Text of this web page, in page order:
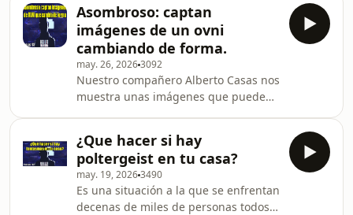
hombres ser hermanan con las
estrellas.
el mismo son de tal intensidad que
convierten a este caso en único a
nivel mundial.El canal de Youtube del
grupo de investigación de nuestro
invitado para más información es:
https://www.youtube.com/
Asombroso: captan
imágenes de un ovni
cambiando de forma.
may. 26, 20263092
Nuestro compañero Alberto Casas nos
muestra unas imágenes que pueden
va cambiando de forma en una
filmación que ya es parte de la
historia de la ufología.
¿Que hacer si hay
poltergeist en tu casa?
may. 19, 20263490
Es una situación a la que se enfrentan
decenas de miles de personas todos